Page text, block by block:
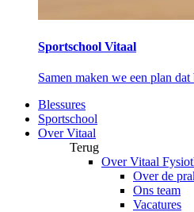
Sportschool Vitaal
Samen maken we een plan
Blessures
Sportschool
Over Vitaal
Terug
Over Vitaal
Over de
Ons team
Vacatures